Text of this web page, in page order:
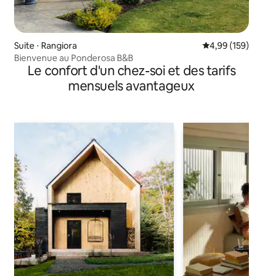
Suite ⋅ Rangiora Évaluation
4,99 (159)
Bienvenue au Ponderosa B&B
Le confort d'un chez-soi et des tarifs
mensuels avantageux